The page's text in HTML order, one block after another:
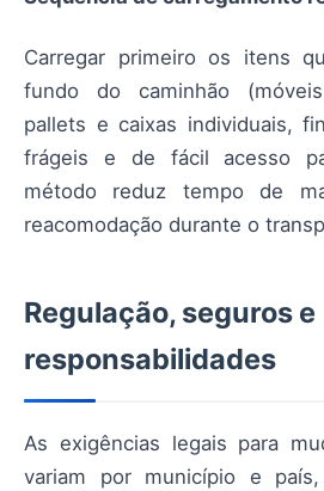
Carregar primeiro os itens
fundo do caminhão
pallets e caixas individuais,
frágeis e de fácil acesso
método reduz tempo de
reacomodação durante o
Regulação, seguros e
responsabilidades
As exigências legais para
variam por município e